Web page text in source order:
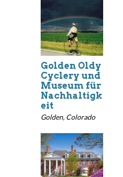
Golden Oldy
Cyclery und
Museum für
Nachhaltigk
eit
Golden, Colorado